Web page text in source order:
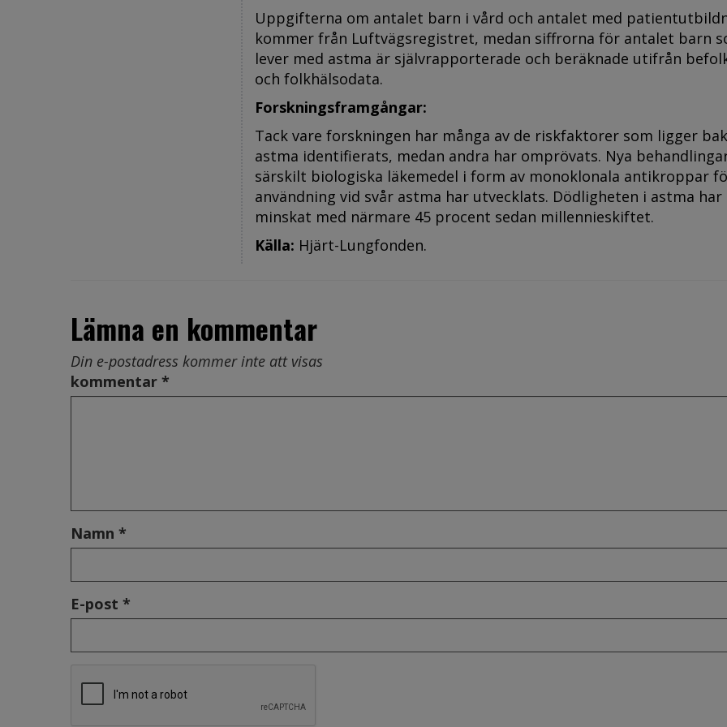
Uppgifterna om antalet barn i vård och antalet med
kommer från Luftvägsregistret, medan siffrorna för antalet barn
lever med astma är självrapporterade och beräknade utifrån
och folkhälsodata.
Forskningsframgångar:
Tack vare forskningen har många av de riskfaktorer som ligger
astma identifierats, medan andra har omprövats. Nya
särskilt biologiska läkemedel i form av monoklonala antikroppar
användning vid svår astma har utvecklats. Dödligheten i astma har
minskat med närmare 45 procent sedan millennieskiftet.
Källa: Hjärt-Lungfonden.
Lämna en kommentar
Din e-postadress kommer inte att visas
kommentar *
Namn *
E-post *